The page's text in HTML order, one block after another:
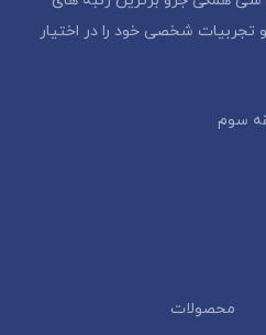
تجربیات شخصی خود را در اختیار
محصولات